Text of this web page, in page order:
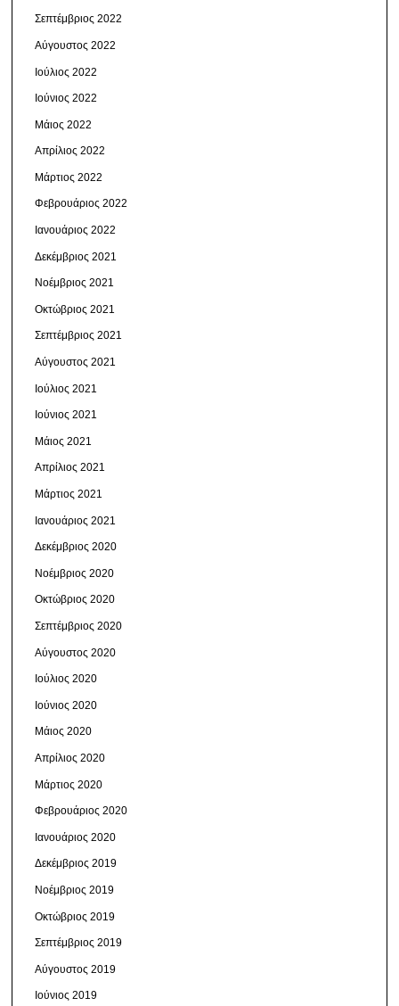
Σεπτέμβριος 2022
Αύγουστος 2022
Ιούλιος 2022
Ιούνιος 2022
Μάιος 2022
Απρίλιος 2022
Μάρτιος 2022
Φεβρουάριος 2022
Ιανουάριος 2022
Δεκέμβριος 2021
Νοέμβριος 2021
Οκτώβριος 2021
Σεπτέμβριος 2021
Αύγουστος 2021
Ιούλιος 2021
Ιούνιος 2021
Μάιος 2021
Απρίλιος 2021
Μάρτιος 2021
Ιανουάριος 2021
Δεκέμβριος 2020
Νοέμβριος 2020
Οκτώβριος 2020
Σεπτέμβριος 2020
Αύγουστος 2020
Ιούλιος 2020
Ιούνιος 2020
Μάιος 2020
Απρίλιος 2020
Μάρτιος 2020
Φεβρουάριος 2020
Ιανουάριος 2020
Δεκέμβριος 2019
Νοέμβριος 2019
Οκτώβριος 2019
Σεπτέμβριος 2019
Αύγουστος 2019
Ιούνιος 2019